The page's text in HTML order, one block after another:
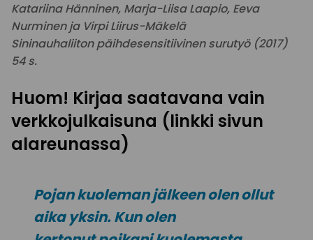
Katariina Hänninen, Marja-Liisa Laapio, Eeva
Nurminen ja Virpi Liirus-Mäkelä
Sininauhaliiton päihdesensitiivinen surutyö (2017)
54 s.
Huom! Kirjaa saatavana vain
verkkojulkaisuna (linkki sivun
alareunassa)
Pojan kuoleman jälkeen olen ollut
aika yksin. Kun olen